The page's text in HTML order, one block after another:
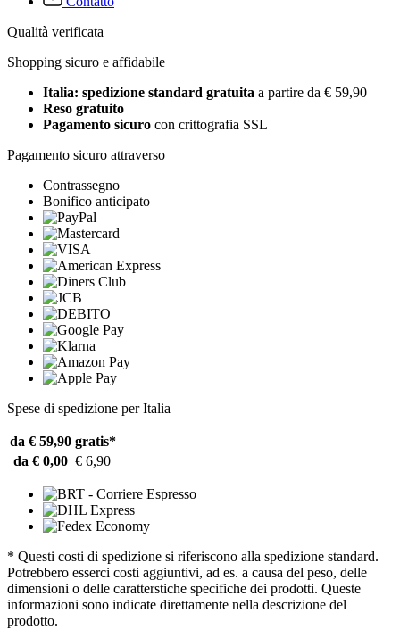
Qualità verificata
Shopping sicuro e affidabile
Italia: spedizione standard gratuita a partire da € 59,90
Reso gratuito
Pagamento sicuro con crittografia SSL
Pagamento sicuro attraverso
Contrassegno
Bonifico anticipato
Spese di spedizione per Italia
da € 59,90 gratis*
da € 0,00 € 6,90
* Questi costi di spedizione si riferiscono alla spedizione standard.
Potrebbero esserci costi aggiuntivi, ad es. a causa del peso, delle
dimensioni o delle caratterstiche specifiche dei prodotti. Queste
informazioni sono indicate direttamente nella descrizione del
prodotto.